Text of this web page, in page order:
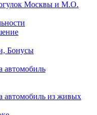
Москвы и М.О.
Бонусы
автомобиль
автомобиль из живых